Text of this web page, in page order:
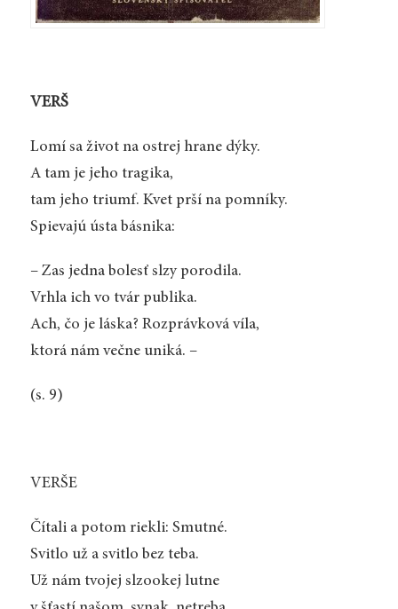
VERŠ
Lomí sa život na ostrej hrane dýky.
A tam je jeho tragika,
tam jeho triumf. Kvet prší na pomníky.
Spievajú ústa básnika:
– Zas jedna bolesť slzy porodila.
Vrhla ich vo tvár publika.
Ach, čo je láska? Rozprávková víla,
ktorá nám večne uniká. –
(s. 9)
VERŠE
Čítali a potom riekli: Smutné.
Svitlo už a svitlo bez teba.
Už nám tvojej slzookej lutne